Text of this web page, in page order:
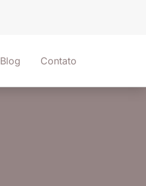
Blog Contato